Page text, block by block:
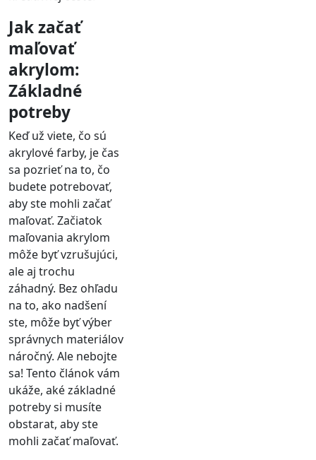
Jak začať
maľovať
akrylom:
Základné
potreby
Keď už viete, čo sú
akrylové farby, je čas
sa pozrieť na to, čo
budete potrebovať,
aby ste mohli začať
maľovať. Začiatok
maľovania akrylom
môže byť vzrušujúci,
ale aj trochu
záhadný. Bez ohľadu
na to, ako nadšení
ste, môže byť výber
správnych materiálov
náročný. Ale nebojte
sa! Tento článok vám
ukáže, aké základné
potreby si musíte
obstarat, aby ste
mohli začať maľovať.